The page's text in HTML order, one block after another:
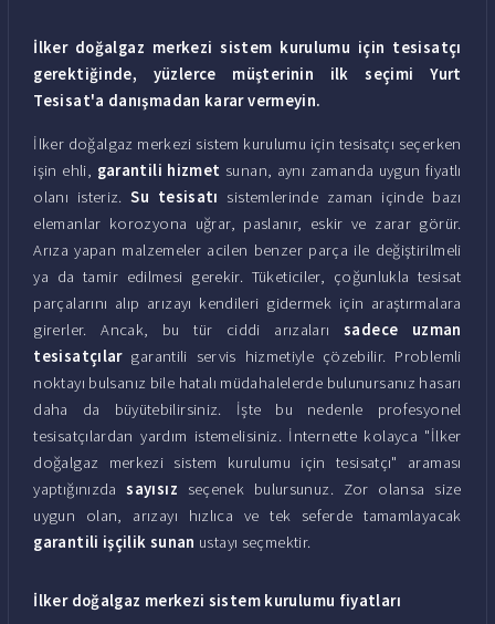
İlker doğalgaz merkezi sistem kurulumu için tesisatçı
gerektiğinde, yüzlerce müşterinin ilk seçimi Yurt
Tesisat'a danışmadan karar vermeyin.
İlker doğalgaz merkezi sistem kurulumu için tesisatçı seçerken
işin ehli, garantili hizmet sunan, aynı zamanda uygun fiyatlı
olanı isteriz.Su tesisatı sistemlerinde zaman içinde bazı
elemanlar korozyona uğrar, paslanır, eskir ve zarar görür.
Arıza yapan malzemeler acilen benzer parça ile değiştirilmeli
ya da tamir edilmesi gerekir. Tüketiciler, çoğunlukla tesisat
parçalarını alıp arızayı kendileri gidermek için araştırmalara
girerler. Ancak, bu tür ciddi arızalarısadece uzman
tesisatçılargarantili servis hizmetiyle çözebilir. Problemli
noktayı bulsanız bile hatalı müdahalelerde bulunursanız hasarı
daha da büyütebilirsiniz. İşte bu nedenle profesyonel
tesisatçılardan yardım istemelisiniz. İnternette kolayca "İlker
doğalgaz merkezi sistem kurulumu için tesisatçı" araması
yaptığınızdasayısız seçenek bulursunuz. Zor olansa size
uygun olan, arızayı hızlıca ve tek seferde tamamlayacak
garantili işçilik sunan ustayı seçmektir.
İlker doğalgaz merkezi sistem kurulumu fiyatları